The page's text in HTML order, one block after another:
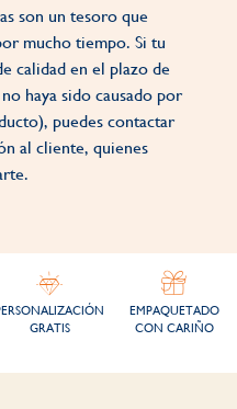
son un tesoro que
mucho tiempo. Si tu
calidad en el plazo de
haya sido causado por
puedes contactar
al cliente, quienes
GRATIS
EMPAQUETADO
CON CARIÑO